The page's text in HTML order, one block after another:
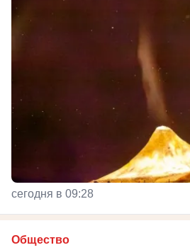
сегодня в 09:28
Общество